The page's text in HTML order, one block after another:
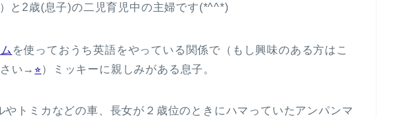
と2歳(息子)の二児育児中の主婦です(*^^*)
を使っておうち英語をやっている関係で（もし興味のある方はこ
さい→⭐︎）ミッキーに親しみがある息子。
やトミカなどの車、長女が２歳位のときにハマっていたアンパンマ